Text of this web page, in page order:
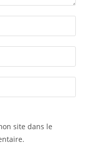
site dans le